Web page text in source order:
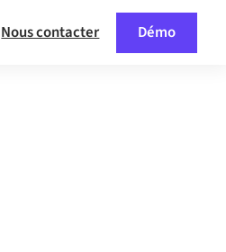
Nous contacter Démo